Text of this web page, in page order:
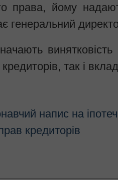
права, йому
генеральний
кредиторів, так і
напис на
кредиторів